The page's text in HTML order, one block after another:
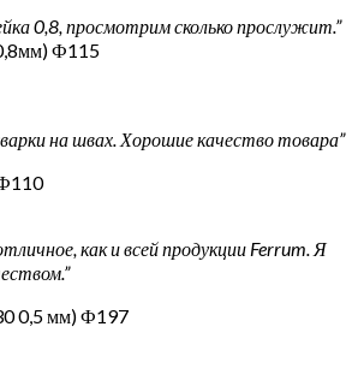
0,8, просмотрим сколько прослужит.”
Ф115
на швах. Хорошие качество товара”
как и всей продукции Ferrum. Я
0,5 мм) Ф197